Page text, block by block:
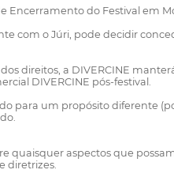
Encerramento do Festival em
com o Júri, pode decidir
direitos, a DIVERCINE
DIVERCINE pós-festival.
para um propósito diferente
quaisquer aspectos que
diretrizes.